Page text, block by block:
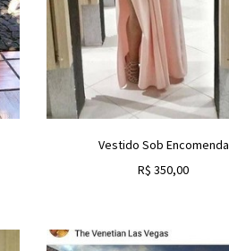
Vestido Sob Encomenda
R$350,00